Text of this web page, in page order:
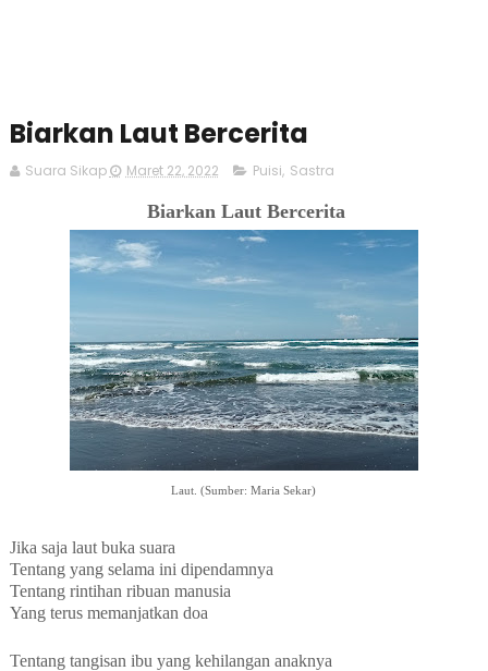
Biarkan Laut Bercerita
Suara Sikap Maret 22, 2022 Puisi, Sastra
Biarkan Laut Bercerita
Laut. (Sumber: Maria Sekar)
Jika saja laut buka suara
Tentang yang selama ini dipendamnya
Tentang rintihan ribuan manusia
Yang terus memanjatkan doa
Tentang tangisan ibu yang kehilangan anaknya